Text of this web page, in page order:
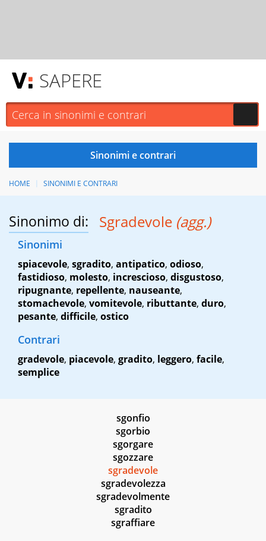
SAPERE
HOME SINONIMI E CONTRARI
Sinonimo di: Sgradevole (agg.)
Sinonimi
spiacevole, sgradito, antipatico, odioso,
fastidioso, molesto, increscioso, disgustoso,
ripugnante, repellente, nauseante,
stomachevole, vomitevole, ributtante, duro,
pesante, difficile, ostico
Contrari
gradevole, piacevole, gradito, leggero, facile,
semplice
sgonfio
sgorbio
sgorgare
sgozzare
sgradevole
sgradevolezza
sgradevolmente
sgradito
sgraffiare